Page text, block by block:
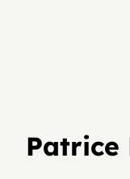
Patrice